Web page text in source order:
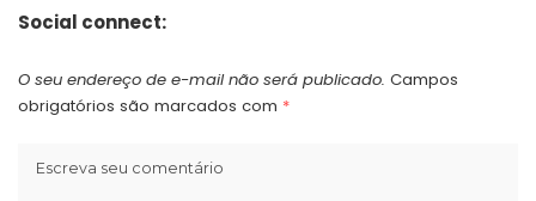
Social connect:
O seu endereço de e-mail não será publicado. Campos
obrigatórios são marcados com *